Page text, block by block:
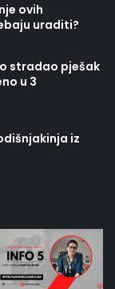
ovih
uraditi?
stradao pješak
u 3
iz